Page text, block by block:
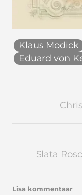
Klaus Modick
Eduard von
Slata
Lisa kommentaar